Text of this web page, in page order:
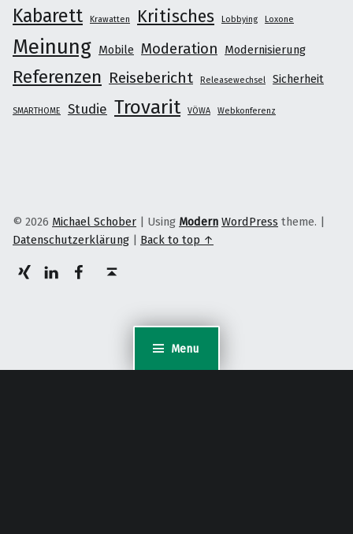
Menu
Kabarett Krawatten Kritisches Lobbying Loxone
Meinung Mobile Moderation Modernisierung
Referenzen Reisebericht Releasewechsel Sicherheit
SMARTHOME Studie Trovarit VÖWA Webkonferenz
© 2026 Michael Schober | Using Modern WordPress theme. |
Datenschutzerklärung | Back to top ↑